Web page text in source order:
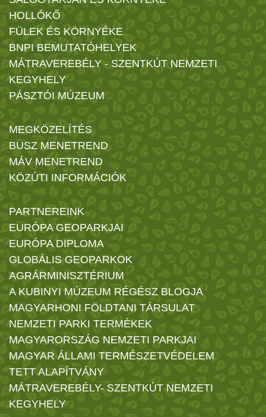
HOLLÓKŐ
FÜLEK ÉS KÖRNYÉKE
BNPI BEMUTATÓHELYEK
MÁTRAVEREBÉLY - SZENTKÚT NEMZETI
KEGYHELY
PÁSZTÓI MÚZEUM
MEGKÖZELÍTÉS
BUSZ MENETREND
MÁV MENETREND
KÖZÚTI INFORMÁCIÓK
PARTNEREINK
EURÓPA GEOPARKJAI
EURÓPA DIPLOMA
GLOBÁLIS GEOPARKOK
AGRÁRMINISZTÉRIUM
A KUBINYI MÚZEUM RÉGÉSZ BLOGJA
MAGYARHONI FÖLDTANI TÁRSULAT
NEMZETI PARKI TERMÉKEK
MAGYARORSZÁG NEMZETI PARKJAI
MAGYAR ÁLLAMI TERMÉSZETVÉDELEM
TETT ALAPÍTVÁNY
MÁTRAVEREBÉLY- SZENTKÚT NEMZETI
KEGYHELY